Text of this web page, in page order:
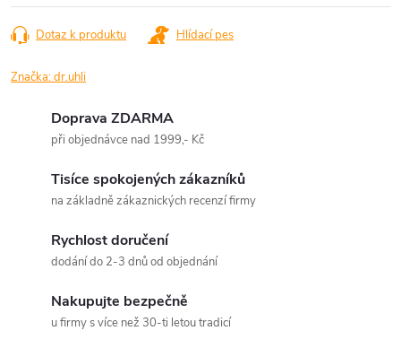
Dotaz k produktu Hlídací pes
Značka:dr.uhli
Doprava ZDARMA
při objednávce nad 1999,- Kč
Tisíce spokojených zákazníků
na základně zákaznických recenzí firmy
Rychlost doručení
dodání do 2-3 dnů od objednání
Nakupujte bezpečně
u firmy s více než 30-ti letou tradicí